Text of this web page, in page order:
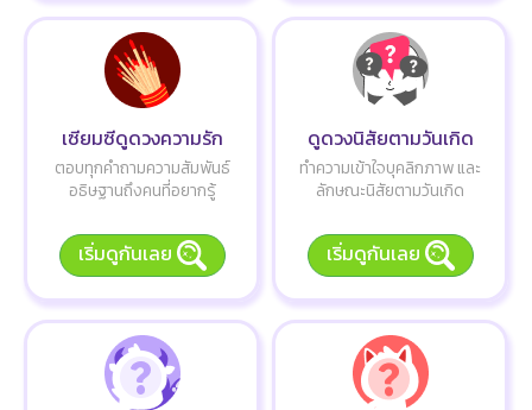
เซียมซีดูดวงความรัก
ตอบทุกคำถามความสัมพันธ์
อธิษฐานถึงคนที่อยากรู้
เริ่มดูกันเลย
ดูดวงนิสัยตามวันเกิด
ทำความเข้าใจบุคลิกภาพ และ
ลักษณะนิสัยตามวันเกิด
เริ่มดูกันเลย